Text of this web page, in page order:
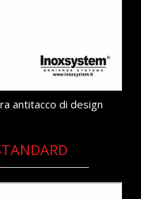
antitacco di design